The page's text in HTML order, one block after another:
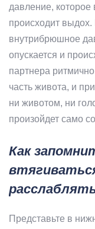
давление,
происходит
внутрибрюшное
опускается и
партнера
часть живота, и
ни животом, ни
произойдет само
Как
Представьте в